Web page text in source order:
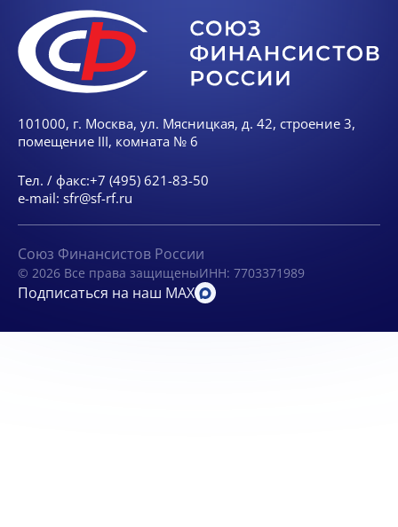
101000, г. Москва, ул. Мясницкая, д. 42, строение 3,
помещение III, комната № 6
Тел. / факс:+7 (495) 621-83-50
e-mail: sfr@sf-rf.ru
Союз Финансистов России
© 2026 Все права защищеныИНН: 7703371989
Подписаться на наш MAX